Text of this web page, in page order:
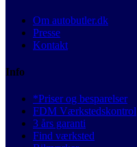
Om autobutler.dk
Presse
Kontakt
Info
*Priser og besparelser
FDM Værkstedskontrol
3 års garanti
Find værksted